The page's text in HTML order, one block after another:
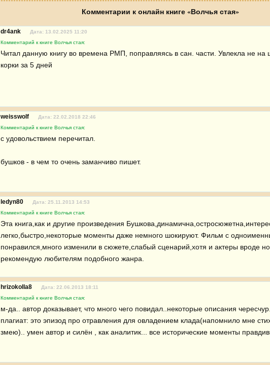
Комментарии к онлайн книге «Волчья стая»
dr4ank
Дата: 13.02.2025 11:20
Комментарий к книге Волчья стая:
Читал данную книгу во времена РМП, поправляясь в сан. части. Увлекла не на
корки за 5 дней
weisswolf
Дата: 22.02.2018 22:46
Комментарий к книге Волчья стая:
с удовольствием перечитал.
бушков - в чем то очень заманчиво пишет.
ledyn80
Дата: 25.11.2013 14:53
Комментарий к книге Волчья стая:
Эта книга,как и другие произведения
легко,быстро,некоторые моменты даже немного шокируют. Фильм с
понравился,много изменили в сюжете,слабый сценарий,хотя и актеры вроде
рекомендую любителям подобного жанра.
hrizokolla8
Дата: 22.06.2013 18:11
Комментарий к книге Волчья стая:
м-да.. автор доказывает, что много чего повидал..некоторые описания
плагиат: это эпизод про отравления для овладением клада(напомнило мне
змею).. умен автор и силён , как аналитик... все исторические моменты